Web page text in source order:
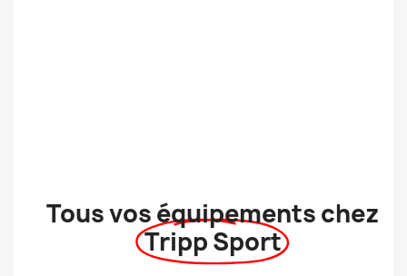
Tous vos équipements chez
Tripp Sport